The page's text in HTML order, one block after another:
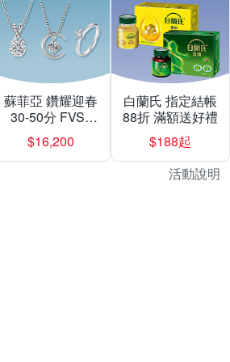
蘇菲亞 鑽耀迎春
30-50分 FVS1
$16200起
$16,200
白蘭氏 指定結帳
88折 滿額送好禮
$188起
活動說明